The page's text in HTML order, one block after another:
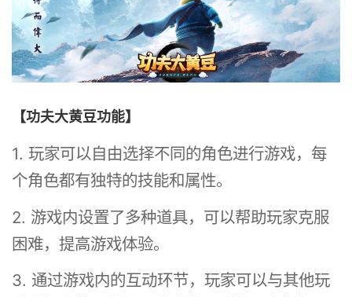
【功夫大黄豆功能】
1. 玩家可以自由选择不同的角色进行游戏，每
个角色都有独特的技能和属性。
2. 游戏内设置了多种道具，可以帮助玩家克服
困难，提高游戏体验。
3. 通过游戏内的互动环节，玩家可以与其他玩